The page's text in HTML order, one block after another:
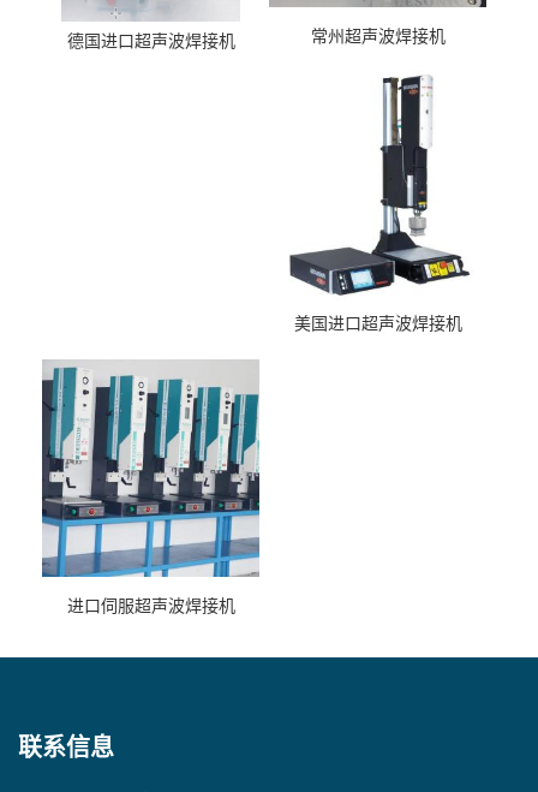
德国进口超声波焊接机 常州超声波焊接机
美国进口超声波焊接机
进口伺服超声波焊接机
联系信息